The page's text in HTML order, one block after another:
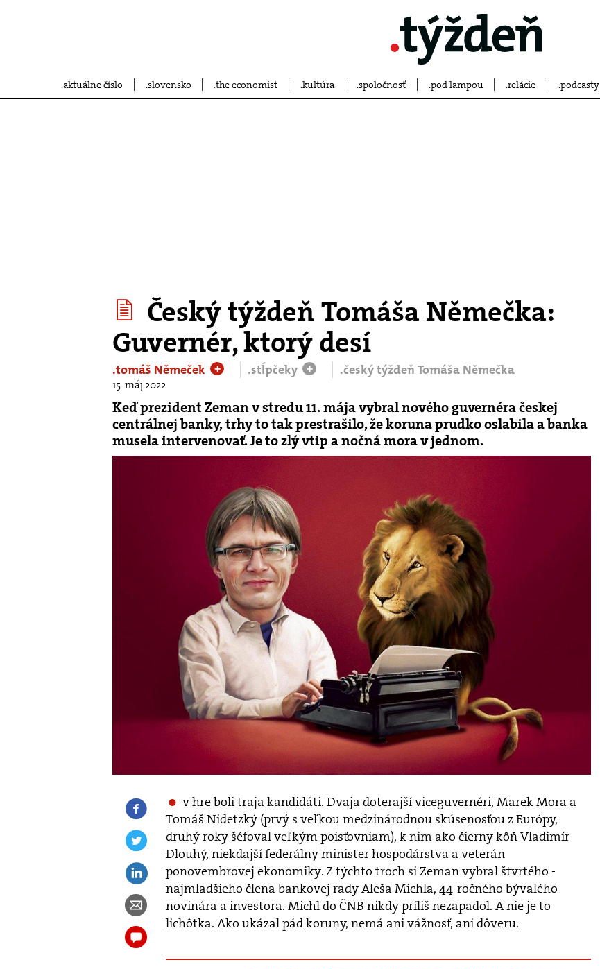
aktuálne číslo slovensko the economist kultúra spoločnosť pod lampou relácie podcasty
Český týždeň Tomáša Němečka:
Guvernér, ktorý desí
.tomáš Němeček + .stĺpčeky + .český týždeň Tomáša Němečka
15. máj 2022
Keď prezident Zeman v stredu 11. mája vybral nového guvernéra českej
centrálnej banky, trhy to tak prestrašilo, že koruna prudko oslabila a banka
musela intervenovať. Je to zlý vtip a nočná mora v jednom.
v hre boli traja kandidáti. Dvaja doterajší viceguvernéri, Marek Mora a
Tomáš Nidetzký (prvý s veľkou medzinárodnou skúsenosťou z Európy,
druhý roky šéfoval veľkým poisťovniam), k nim ako čierny kôň Vladimír
Dlouhý, niekdajší federálny minister hospodárstva a veterán
ponovembrovej ekonomiky. Z týchto troch si Zeman vybral štvrtého -
najmladšieho člena bankovej rady Aleša Michla, 44-ročného bývalého
novinára a investora. Michl do ČNB nikdy príliš nezapadol. A nie je to
lichôtka. Ako ukázal pád koruny, nemá ani vážnosť, ani dôveru.